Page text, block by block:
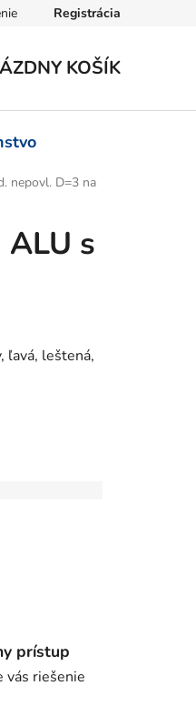
Registrácia
KOŠÍK
nepovl. D=3 na
s
ľavá, leštená,
prístup
vás riešenie